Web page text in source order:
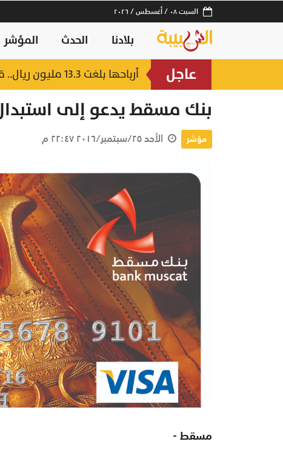
السبت ٠٨ / أغسطس / ٢٠٢٦
بلادنا الحدث المؤشر
عاجل أرباحها بلغت 13.3 مليون ريال.. قفزة بـ القيمة السوقية لشركات التمويل ببورصة مسقط
بنك مسقط يدعو إلى
مؤشر الأحد ٢٥/سبتمبر/٢٠١٦ ٢٢:٤٧ م
مسقط -